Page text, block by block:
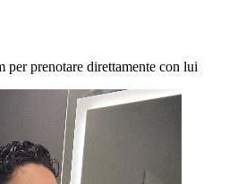
per prenotare direttamente con lui